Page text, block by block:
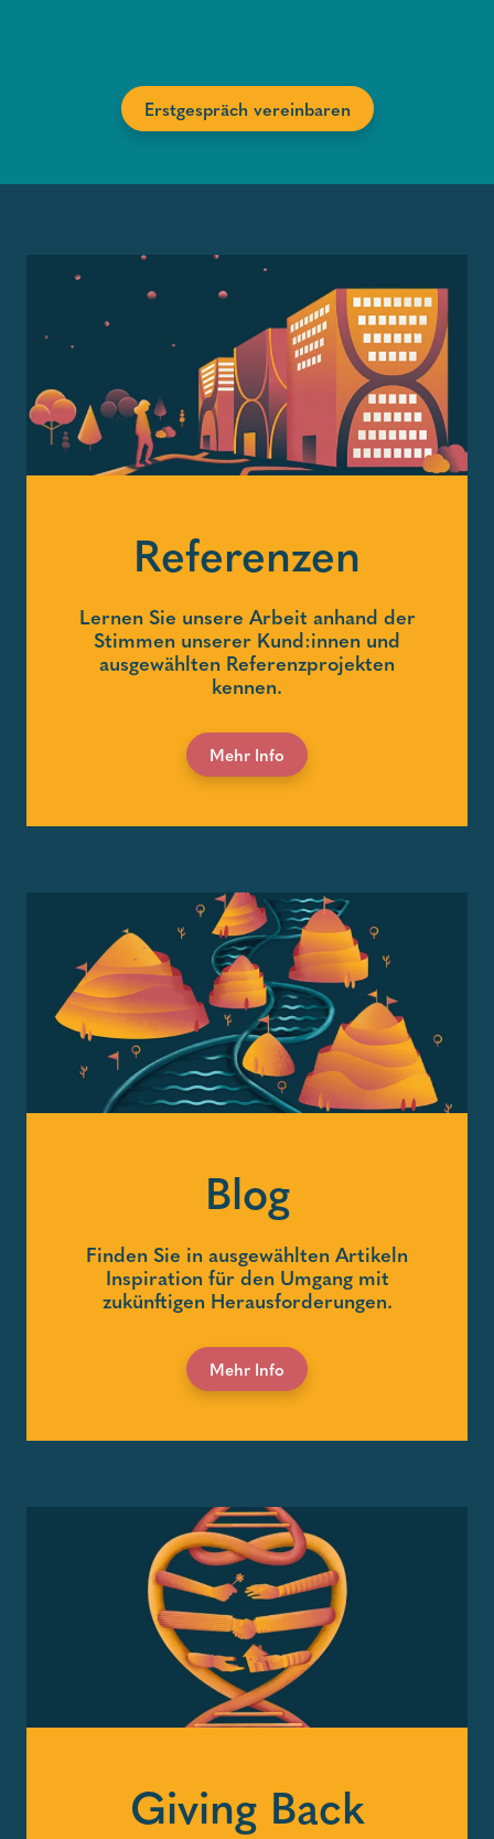
Erstgespräch vereinbaren
Referenzen
Lernen Sie unsere Arbeit anhand der
Stimmen unserer Kund:innen und
ausgewählten Referenzprojekten
kennen.
Mehr Info
Blog
Finden Sie in ausgewählten Artikeln
Inspiration für den Umgang mit
zukünftigen Herausforderungen.
Mehr Info
Giving Back